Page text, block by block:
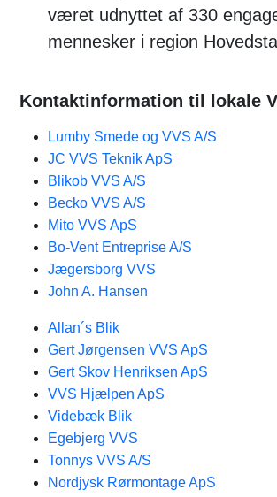
været udnyttet af 330
mennesker i region
Kontaktinformation til lokale
Lumby Smede og VVS A/S
JC VVS Teknik ApS
Blikob VVS A/S
Becko VVS A/S
Mito VVS ApS
Bo-Vent Entreprise A/S
Jægersborg VVS
John A. Hansen
Allan´s Blik
Gert Jørgensen VVS ApS
Gert Skov Henriksen ApS
VVS Hjælpen ApS
Videbæk Blik
Egebjerg VVS
Tonnys VVS A/S
Nordjysk Rørmontage ApS